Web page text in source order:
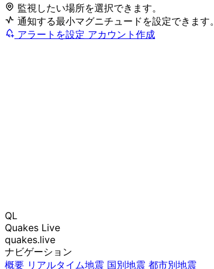
監視したい場所を選択できます。
通知する最小マグニチュードを設定できます。
アラートを設定 アカウント作成
QL
Quakes Live
quakes.live
ナビゲーション
概要 リアルタイム地震 国別地震 都市別地震